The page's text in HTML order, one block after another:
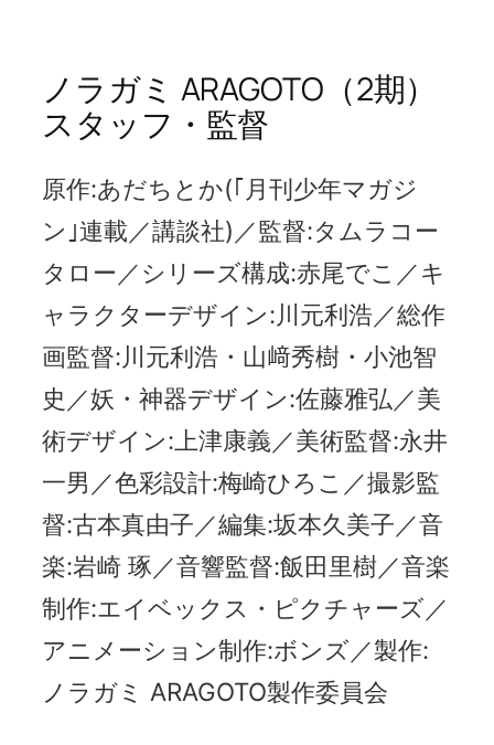
ノラガミ ARAGOTO（2期）
スタッフ・監督
原作:あだちとか(｢月刊少年マガジ
ン｣連載／講談社)／監督:タムラコー
タロー／シリーズ構成:赤尾でこ／キ
ャラクターデザイン:川元利浩／総作
画監督:川元利浩・山﨑秀樹・小池智
史／妖・神器デザイン:佐藤雅弘／美
術デザイン:上津康義／美術監督:永井
一男／色彩設計:梅崎ひろこ／撮影監
督:古本真由子／編集:坂本久美子／音
楽:岩崎 琢／音響監督:飯田里樹／音楽
制作:エイベックス・ピクチャーズ／
アニメーション制作:ボンズ／製作:
ノラガミ ARAGOTO製作委員会